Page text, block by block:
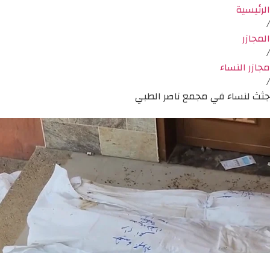
الرئيسية
/
المجازر
/
مجازر النساء
/
جثث لنساء في مجمع ناصر الطبي